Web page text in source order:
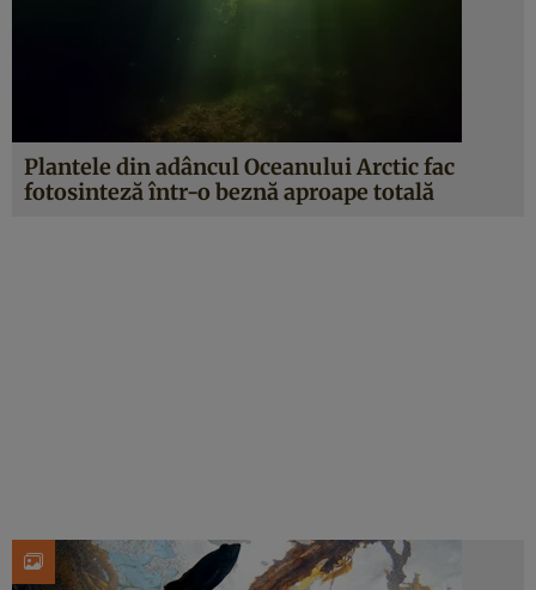
Plantele din adâncul Oceanului Arctic fac
fotosinteză într-o beznă aproape totală